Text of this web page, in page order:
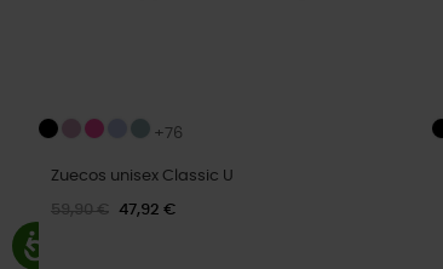
+76
Zuecos unisex Classic U
59,90 € 47,92 €